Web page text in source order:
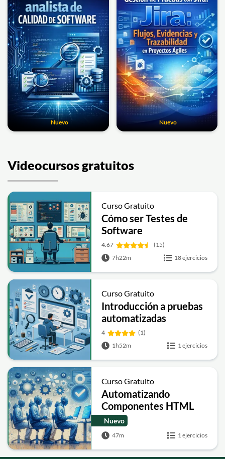
Nuevo Nuevo
Videocursos gratuitos
Curso Gratuito
Cómo ser Testes de
Software
4.67
(15)
7h22m
18 ejercicios
Curso Gratuito
Introducción a pruebas
automatizadas
4
(1)
1h52m
1 ejercicios
Curso Gratuito
Automatizando
Componentes HTML
Nuevo
47m 1 ejercicios